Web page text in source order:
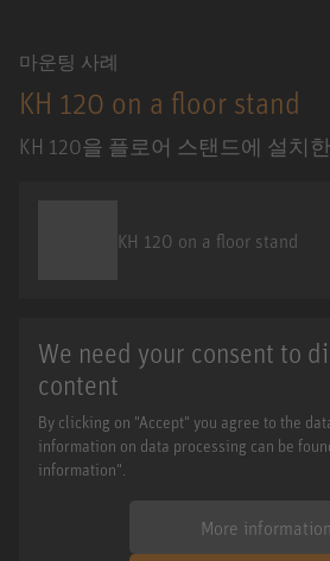
마운팅 사례
KH 120 on a floor stand
KH 120을 플로어 스탠드에 설치
KH 120 on a floor stand
We need your consent to
content
By clicking on "Accept" you agree to the
information on data processing can be
information".
More information